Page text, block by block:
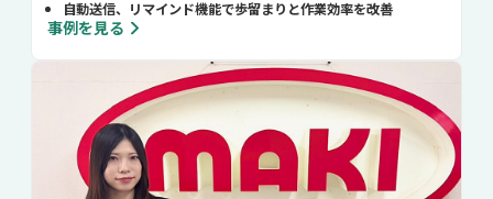
自動送信、リマインド機能で歩留まりと作業効率を改善
事例を見る